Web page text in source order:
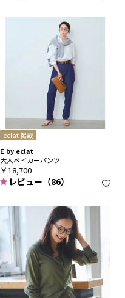
eclat 掲載
E by eclat
大人ベイカーパンツ
￥18,700
レビュー（86）